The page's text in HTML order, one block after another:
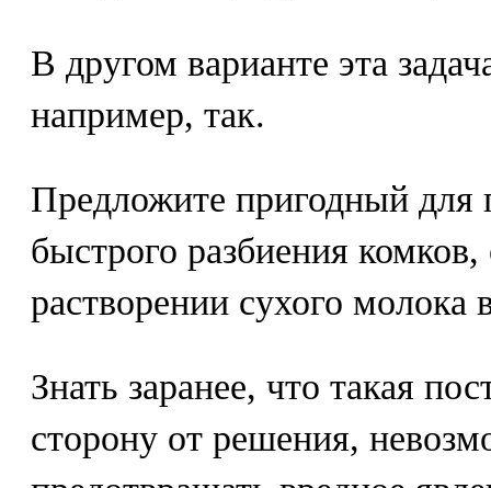
В другом варианте эта
например, так.
Предложите пригодный для
быстрого разбиения
растворении сухого молока
Знать заранее, что такая
сторону от решения,